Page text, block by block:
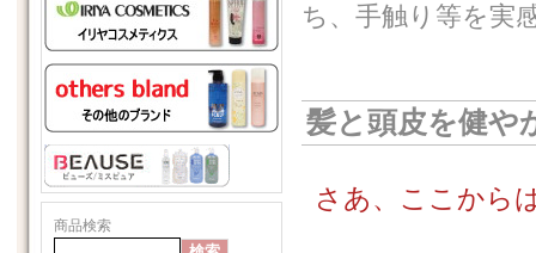
商品検索
ち、手触り等を実
髪と頭皮を健や
さあ、ここから